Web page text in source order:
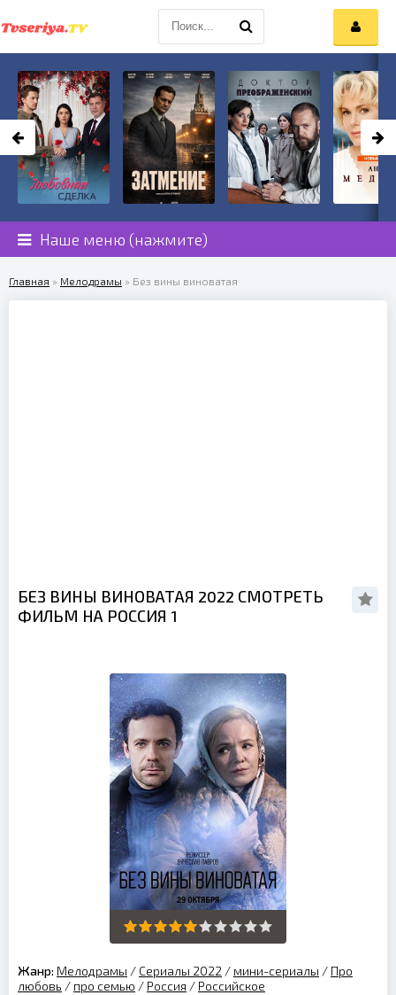
Наше меню (нажмите)
Главная » Мелодрамы » Без вины виноватая
БЕЗ ВИНЫ ВИНОВАТАЯ 2022 СМОТРЕТЬ
ФИЛЬМ НА РОССИЯ 1
Жанр: Мелодрамы / Сериалы 2022 / мини-сериалы / Про
любовь / про семью / Россия / Российское